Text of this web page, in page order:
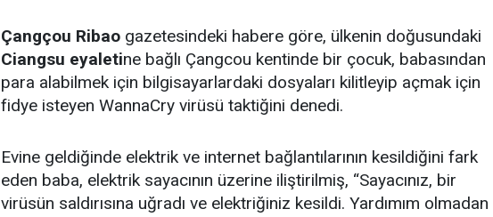
Çangçou Ribao gazetesindeki habere göre, ülkenin doğusundaki
Ciangsu eyaletine bağlı Çangcou kentinde bir çocuk, babasından
para alabilmek için bilgisayarlardaki dosyaları kilitleyip açmak için
fidye isteyen WannaCry virüsü taktiğini denedi.
Evine geldiğinde elektrik ve internet bağlantılarının kesildiğini fark
eden baba, elektrik sayacının üzerine iliştirilmiş, “Sayacınız, bir
virüsün saldırısına uğradı ve elektriğiniz kesildi. Yardımım olmadan